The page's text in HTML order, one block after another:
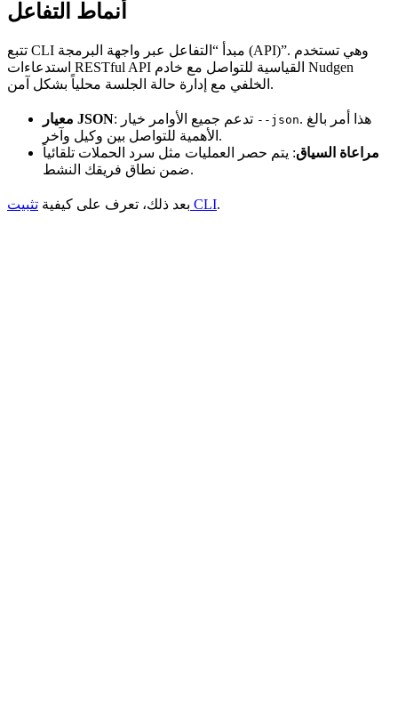
أنماط التفاعل
تتبع CLI مبدأ “التفاعل عبر واجهة البرمجة (API)”. وهي تستخدم
استدعاءات RESTful API القياسية للتواصل مع خادم Nudgen
الخلفي مع إدارة حالة الجلسة محلياً بشكل آمن.
معيار JSON --json. هذا أمر بالغ
الأهمية للتواصل بين وكيل وآخر.
مراعاة السياق: يتم حصر العمليات مثل سرد الحملات تلقائياً
ضمن نطاق فريقك النشط.
بعد ذلك، تعرف على كيفية تثبيت CLI.